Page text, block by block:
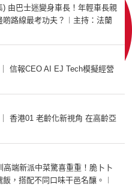
) 由巴士迷變身車長！年輕車長親
路線最考功夫？︱主持：法蘭
信報CEO AI EJ Tech模擬經營
香港01 老齡化新視角 在高齡亞
高端新派中菜驚喜重重！脆卜卜
，搭配不同口味干邑名釀。︱